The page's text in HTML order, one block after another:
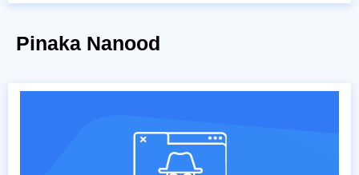
Pinaka Nanood